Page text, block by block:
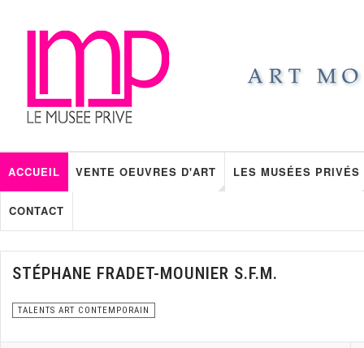
ACCUEIL VENTE OEUVRES D'ART LES MUSÉES PRIVÉS
CONTACT
STÉPHANE FRADET-MOUNIER S.F.M.
TALENTS ART CONTEMPORAIN